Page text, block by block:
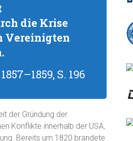
die Krise
Vereinigten
S. 196
der Gründung der
Konflikte innerhalb der USA,
Bereits um 1820 brandete